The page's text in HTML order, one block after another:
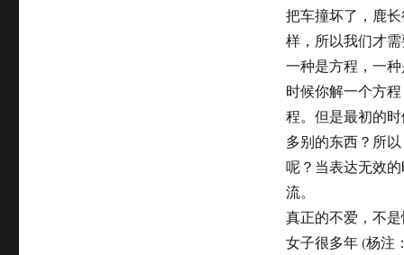
把车撞坏了，鹿
样，所以我们才
一种是方程，一
时候你解一个方
程。但是最初的
多别的东西？所
呢？当表达无效
流。
真正的不爱，不
女子很多年 (杨注